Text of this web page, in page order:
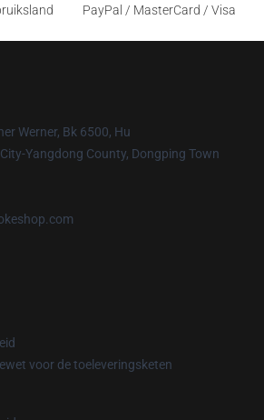
PayPal / MasterCard / Visa
Werner, Bk 6500, Hu
Yangdong County, Dongping Town
voor de toeleveringsketen